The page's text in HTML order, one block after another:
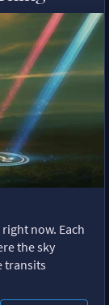
now. Each
the sky
transits